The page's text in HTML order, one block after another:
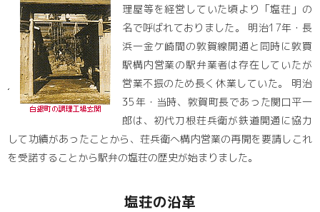
理屋等を経営していた頃より「塩荘」の
名で呼ばれておりました。 明治17年・長
浜一金ケ崎間の敦賀線開通と同時に敦買
駅構内営業の駅弁業者は存在していたが
営業不振のため長く休業していた。 明治
35年・当時、敦賀町長であった関口平一
郎は、初代刀根荘兵衛が鉄道開通に協力
して功績があったことから、荘兵衛へ構内営業の再開を要請しこれ
を受諾することから駅弁の塩荘の歴史が始まりました。
塩荘の沿革